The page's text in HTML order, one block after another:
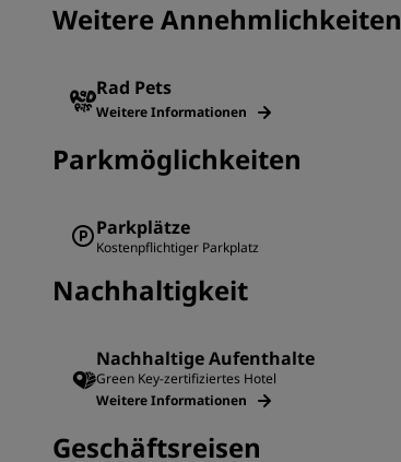
Weitere Annehmlichkeiten
Rad Pets
Weitere Informationen
Parkmöglichkeiten
Parkplätze
Kostenpflichtiger Parkplatz
Nachhaltigkeit
Nachhaltige Aufenthalte
Green Key-zertifiziertes Hotel
Weitere Informationen
Geschäftsreisen